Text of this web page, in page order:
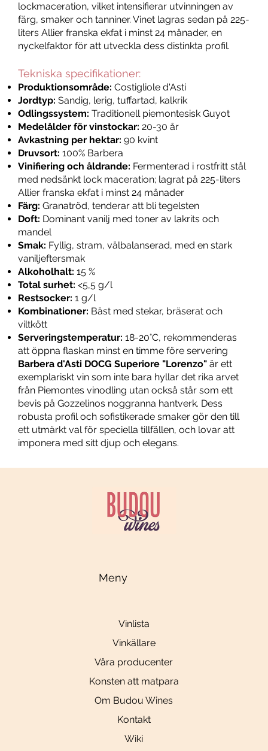
lockmaceration, vilket intensifierar utvinningen av
färg, smaker och tanniner. Vinet lagras sedan på 225-
liters Allier franska ekfat i minst 24 månader, en
nyckelfaktor för att utveckla dess distinkta profil.
Tekniska specifikationer:
Produktionsområde: Costigliole d'Asti
Jordtyp: Sandig, lerig, tuffartad, kalkrik
Odlingssystem: Traditionell piemontesisk Guyot
Medelålder för vinstockar: 20-30 år
Avkastning per hektar: 90 kvint
Druvsort: 100% Barbera
Vinifiering och åldrande: Fermenterad i rostfritt stål
med nedsänkt lock maceration; lagrat på 225-liters
Allier franska ekfat i minst 24 månader
Färg: Granatröd, tenderar att bli tegelsten
Doft: Dominant vanilj med toner av lakrits och
mandel
Smak: Fyllig, stram, välbalanserad, med en stark
vaniljeftersmak
Alkoholhalt: 15 %
Total surhet: <5,5 g/l
Restsocker: 1 g/l
Kombinationer: Bäst med stekar, bräserat och
viltkött
Serveringstemperatur: 18-20°C, rekommenderas
att öppna flaskan minst en timme före servering
Barbera d'Asti DOCG Superiore "Lorenzo" är ett
exemplariskt vin som inte bara hyllar det rika arvet
från Piemontes vinodling utan också står som ett
bevis på Gozzelinos noggranna hantverk. Dess
robusta profil och sofistikerade smaker gör den till
ett utmärkt val för speciella tillfällen, och lovar att
imponera med sitt djup och elegans.
Vinlista
Vinkällare
Våra producenter
Konsten att matpara
Om Budou Wines
Kontakt
Wiki
Meny